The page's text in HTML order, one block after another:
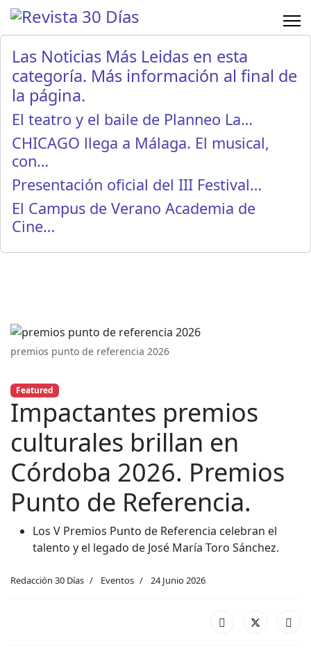
Las Noticias Más Leidas en esta
categoría. Más información al final de
la página.
El teatro y el baile de Planneo La…
CHICAGO llega a Málaga. El musical,
con…
Presentación oficial del III Festival…
El Campus de Verano Academia de
Cine…
premios punto de referencia 2026
Featured
Impactantes premios
culturales brillan en
Córdoba 2026. Premios
Punto de Referencia.
Los V Premios Punto de Referencia celebran el
talento y el legado de José María Toro Sánchez.
Redacción 30 Días Eventos 24 Junio 2026